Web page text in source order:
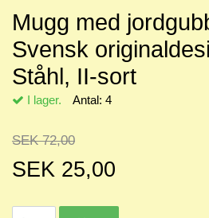
Mugg med
Svensk
Ståhl, II-sort
I lager. Antal: 4
SEK 72,00
SEK 25,00